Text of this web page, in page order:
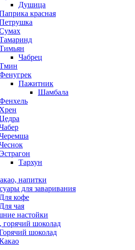
Душица
красная
Чабрец
Пажитник
Шамбала
Хрен
Тархун
напитки
для заваривания
Для кофе
Для чая
настойки
горячий шоколад
шоколад